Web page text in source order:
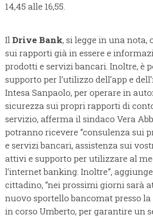
14,45 alle 16,55.
IlDrive Bank, si legge in una nota,
sui rapporti già in essere e
prodotti e servizi bancari. Inoltre, è
supporto per l’utilizzo dell’app e
Intesa Sanpaolo, per operare in
sicurezza sui propri rapporti di
servizio, afferma il sindaco Vera
potranno ricevere “consulenza sui
e servizi bancari, assistenza sui
attivi e supporto per utilizzare al
l’internet banking. Inoltre”,
cittadino, “nei prossimi giorni sarà
nuovo sportello bancomat presso la
in corso Umberto, per garantire un